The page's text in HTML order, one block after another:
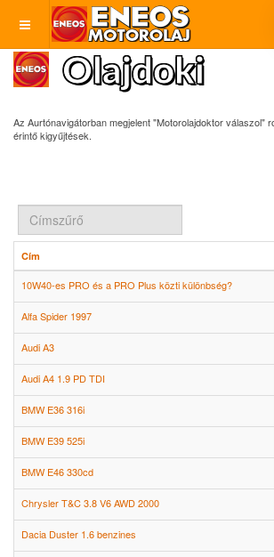
Olajdoki
Az Aurtónavigátorban megjelent "Motorolajdoktor válaszol"
érintő kigyűjtések.
Cím
10W40-es PRO és a PRO Plus közti különbség?
Alfa Spider 1997
Audi A3
Audi A4 1.9 PD TDI
BMW E36 316i
BMW E39 525i
BMW E46 330cd
Chrysler T&C 3.8 V6 AWD 2000
Dacia Duster 1.6 benzines